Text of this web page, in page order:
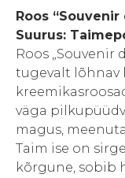
Roos
Suurus:
Roos „Souvenir
tugevalt lõhnav
väga
magus,
Taim ise on
kõrgune, sobib